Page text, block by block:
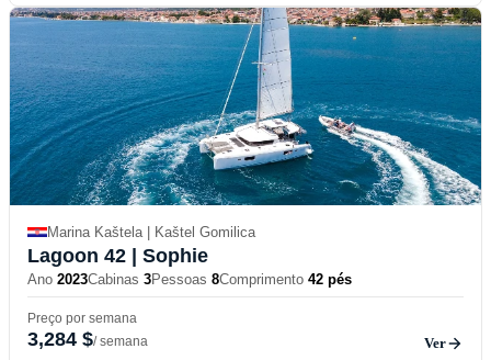
Marina Kaštela | Kaštel Gomilica
Lagoon 42 | Sophie
Ano 2023Cabinas 3Pessoas 8Comprimento 42 pés
Preço por semana
3,284 $/ semana Ver